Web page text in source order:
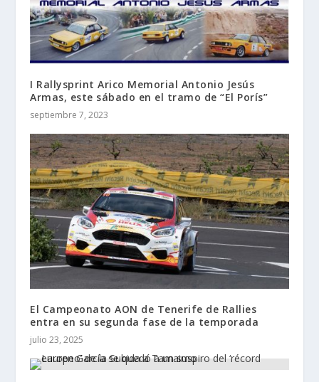
I Rallysprint Arico Memorial Antonio Jesús
Armas, este sábado en el tramo de “El Porís”
septiembre 7, 2023
El Campeonato AON de Tenerife de Rallies
entra en su segunda fase de la temporada
julio 23, 2025